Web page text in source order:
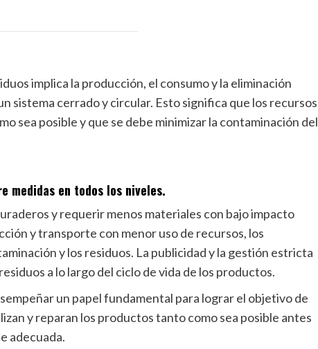
implica la producción, el consumo y la eliminación
sistema cerrado y circular. Esto significa que los recursos
sea posible y que se debe minimizar la contaminación del
medidas en todos los niveles.
y requerir menos materiales con bajo impacto
y transporte con menor uso de recursos, los
y los residuos. La publicidad y la gestión estricta
a lo largo del ciclo de vida de los productos.
un papel fundamental para lograr el objetivo de
y reparan los productos tanto como sea posible antes
adecuada.